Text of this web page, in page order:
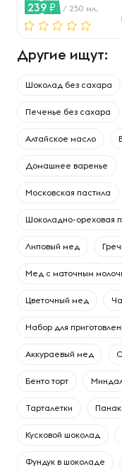
239 / 250 мл.
Другие ищут:
Шоколад без сахара
Печенье без сахара
Алтайское масло
Домашнее варенье
Московская пастила
Шоколадно-ореховая
Липовый мед
Мед с маточным
Цветочный мед
Набор для
Аккураевый мед
Бенто торт
Тарталетки
Кусковой шоколад
Фундук в шоколаде